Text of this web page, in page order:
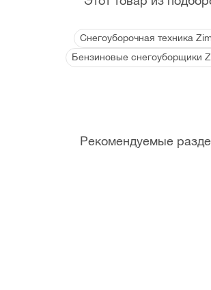
Снегоуборочная техника
Бензиновые снегоуборщики
Рекомендуемые